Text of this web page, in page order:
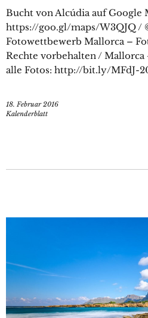
Bucht von Alcúdia auf Google
https://goo.gl/maps/W3QJQ /
Fotowettbewerb Mallorca –
Rechte vorbehalten / Mallorca
alle Fotos: http://bit.ly/MFdJ-
18. Februar 2016
Kalenderblatt